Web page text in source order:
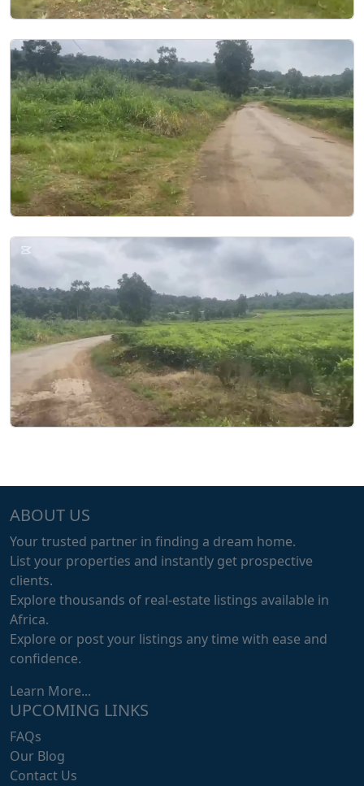
ABOUT US
Your trusted partner in finding a dream home.
List your properties and instantly get prospective
clients.
Explore thousands of real-estate listings available in
Africa.
Explore or post your listings any time with ease and
confidence.
Learn More...
UPCOMING LINKS
FAQs
Our Blog
Contact Us